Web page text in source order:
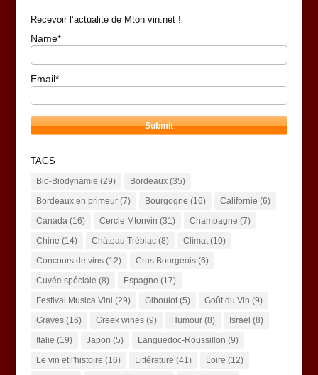
Recevoir l’actualité de Mton vin.net !
Name*
Email*
TAGS
Bio-Biodynamie (29) Bordeaux(35)
Bordeaux en primeur(7) Bourgogne (16) Californie (6)
Canada(16) Cercle Mtonvin (31) Champagne (7)
Chine (14) Château Trébiac(8) Climat(10)
Concours de vins(12) Crus Bourgeois(6)
Cuvée spéciale (8) Espagne (17)
Festival Musica Vini (29) Giboulot(5) Goût du Vin (9)
Graves(16) Greek wines(9) Humour(8) Israel (8)
Italie (19) Japon (5) Languedoc-Roussillon (9)
Le vin et l'histoire (16) Littérature (41) Loire (12)